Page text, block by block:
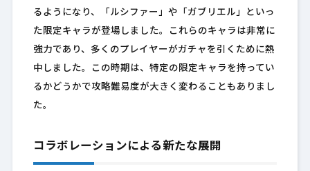
るようになり、「ルシファー」や「ガブリエル」といっ
た限定キャラが登場しました。これらのキャラは非常に
強力であり、多くのプレイヤーがガチャを引くために熱
中しました。この時期は、特定の限定キャラを持ってい
るかどうかで攻略難易度が大きく変わることもありまし
た。
コラボレーションによる新たな展開